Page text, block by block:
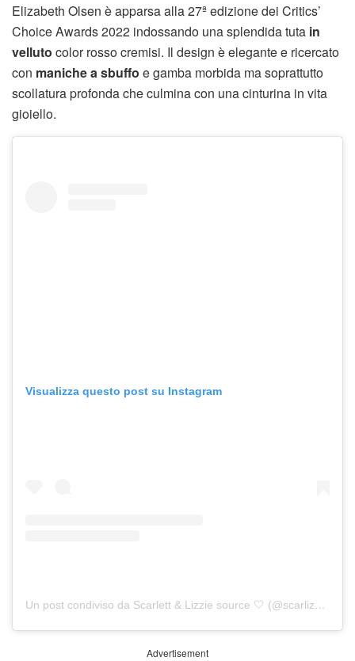
Elizabeth Olsen è apparsa alla 27ª edizione dei Critics’
Choice Awards 2022 indossando una splendida tuta in
velluto color rosso cremisi. Il design è elegante e ricercato
con maniche a sbuffo e gamba morbida ma soprattutto
scollatura profonda che culmina con una cinturina in vita
gioiello.
Visualizza questo post su Instagram
Un post condiviso da Scarlett & Lizzie source 🤍 (@scarlizziesource)
Advertisement